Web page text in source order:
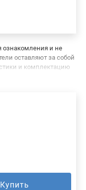
ознакомления и не
оставляют за собой
и комплектацию
и потребителей.
за сообщение об
Купить